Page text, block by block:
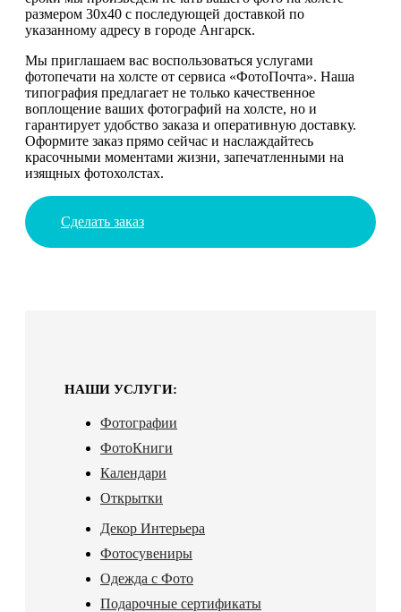
размером 30х40 с последующей доставкой по
указанному адресу в городе Ангарск.
Мы приглашаем вас воспользоваться услугами
фотопечати на холсте от сервиса «ФотоПочта». Наша
типография предлагает не только качественное
воплощение ваших фотографий на холсте, но и
гарантирует удобство заказа и оперативную доставку.
Оформите заказ прямо сейчас и наслаждайтесь
красочными моментами жизни, запечатленными на
изящных фотохолстах.
Сделать заказ
НАШИ УСЛУГИ:
Фотографии
ФотоКниги
Календари
Открытки
Декор Интерьера
Фотосувениры
Одежда с Фото
Подарочные сертификаты